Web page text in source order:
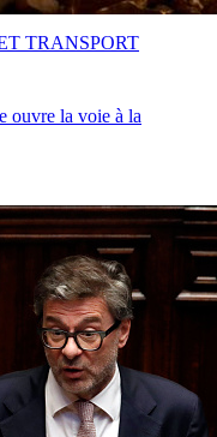
ouvre la voie à la
TRANSPORT